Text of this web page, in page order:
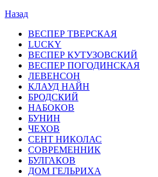
Назад
ВЕСПЕР ТВЕРСКАЯ
LUCKY
ВЕСПЕР КУТУЗОВСКИЙ
ВЕСПЕР ПОГОДИНСКАЯ
ЛЕВЕНСОН
КЛАУД НАЙН
БРОДСКИЙ
НАБОКОВ
БУНИН
ЧЕХОВ
СЕНТ НИКОЛАС
СОВРЕМЕННИК
БУЛГАКОВ
ДОМ ГЕЛЬРИХА